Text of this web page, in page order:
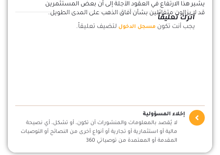
يشير هذا الارتفاع في العقود الآجلة إلى أن بعض المستثمرين
قد لا يزالون متفائلين بشأن آفاق الذهب على المدى الطويل.
اترك تعليقاً
يجب أنت تكون مسجل الدخول لتضيف تعليقاً.
إخلاء المسؤولية
لا يُقصد بالمعلومات والمنشورات أن تكون، أو تشكل، أي نصيحة
مالية أو استثمارية أو تجارية أو أنواع أخرى من النصائح أو التوصيات
المقدمة أو المعتمدة من توصياتي 360